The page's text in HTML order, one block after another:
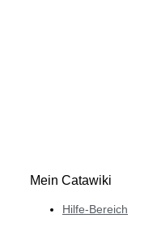
Mein Catawiki
Hilfe-Bereich